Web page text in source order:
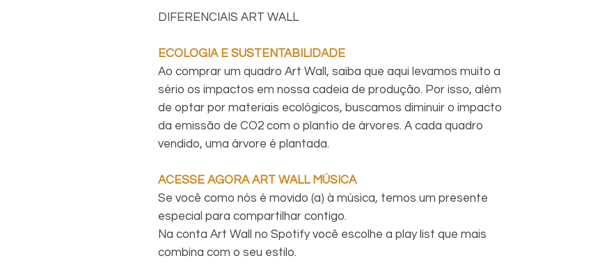
DIFERENCIAIS ART WALL
ECOLOGIA E SUSTENTABILIDADE
Ao comprar um quadro Art Wall, saiba que aqui levamos muito a
sério os impactos em nossa cadeia de produção. Por isso, além
de optar por materiais ecológicos, buscamos diminuir o impacto
da emissão de CO2 com o plantio de árvores. A cada quadro
vendido, uma árvore é plantada.
ACESSE AGORA ART WALL MÚSICA
Se você como nós é movido (a) à música, temos um presente
especial para compartilhar contigo.
Na conta Art Wall no Spotify você escolhe a play list que mais
combina com o seu estilo.